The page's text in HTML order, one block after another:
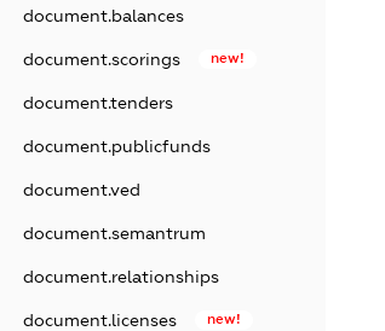
document.balances
document.scorings new!
document.tenders
document.publicfunds
document.ved
document.semantrum
document.relationships
document.licenses new!